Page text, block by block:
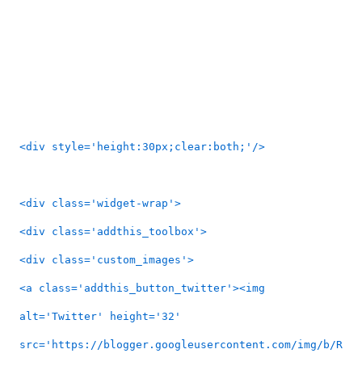
<div style='height:30px;clear:both;'/>
<div class='widget-wrap'>
<div class='addthis_toolbox'>
<div class='custom_images'>
<a class='addthis_button_twitter'><img
alt='Twitter' height='32'
src='https://blogger.googleusercontent.com/img/b/R